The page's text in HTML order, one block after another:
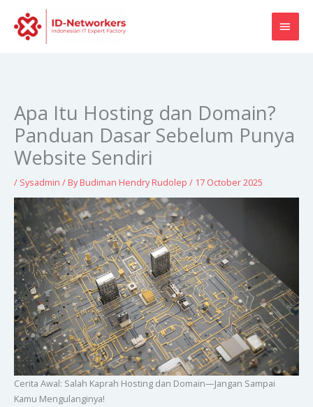
content
Apa Itu Hosting dan Domain?
Panduan Dasar Sebelum Punya
Website Sendiri
/ Sysadmin / ByBudiman Hendry Rudolep / 17 October 2025
Cerita Awal: Salah Kaprah Hosting dan Domain—Jangan Sampai
Kamu Mengulanginya!